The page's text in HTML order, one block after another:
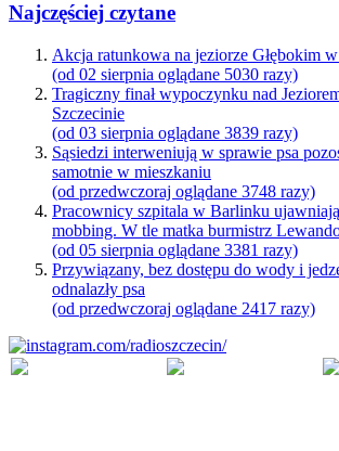
Najczęściej czytane
Akcja ratunkowa na jeziorze Głębokim
(od 02 sierpnia oglądane 5030 razy)
Tragiczny finał wypoczynku nad
Szczecinie
(od 03 sierpnia oglądane 3839 razy)
Sąsiedzi interweniują w sprawie psa
samotnie w mieszkaniu
(od przedwczoraj oglądane 3748 razy)
Pracownicy szpitala w Barlinku
mobbing. W tle matka burmistrz
(od 05 sierpnia oglądane 3381 razy)
Przywiązany, bez dostępu do wody i
odnalazły psa
(od przedwczoraj oglądane 2417 razy)